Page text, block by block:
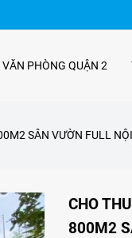
VĂN PHÒNG QUẬN 2
SÂN VƯỜN FULL
CHO
800M2